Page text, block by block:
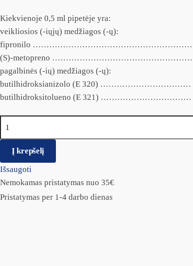
Kiekvienoje 0,5 ml pipetėje yra:
veikliosios (-iųjų) medžiagos (-ų):
fipronilo
(S)-metopreno ……………………………………………….
pagalbinės (-ių) medžiagos (-ų):
butilhidroksianizolo (E 320) ……………………………
butilhidroksitolueno (E 321) ……………………………
Į krepšelį
Išsaugoti
Nemokamas pristatymas nuo 35€
Pristatymas per 1-4 darbo dienas